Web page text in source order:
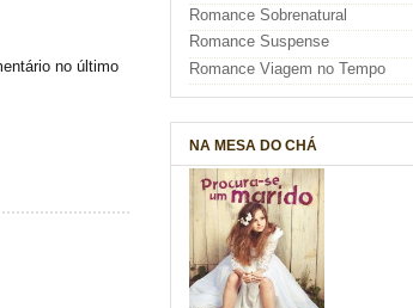
no último
Romance Sobrenatural
Romance Suspense
Romance Viagem no Tempo
NA MESA DO CHÁ